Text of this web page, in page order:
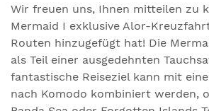
Wir freuen uns, Ihnen mitteilen zu
Mermaid I exklusive Alor-
Routen hinzugefügt hat! Die
als Teil einer ausgedehnten
fantastische Reiseziel kann mit
nach Komodo kombiniert werden,